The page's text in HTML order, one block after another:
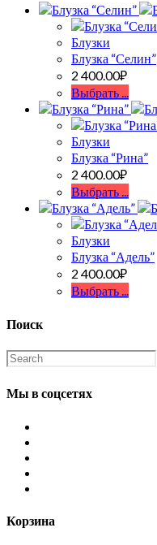
Блузки
Блузка “Селин”
2 400.00₽
Выбрать ...
Блузки
Блузка “Рина”
2 400.00₽
Выбрать ...
Блузки
Блузка “Адель”
2 400.00₽
Выбрать ...
Поиск
Мы в соцсетях
Корзина